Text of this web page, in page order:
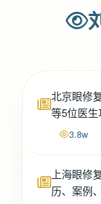
北京眼修
等5位医生
3.8w
上海眼修
历、案例